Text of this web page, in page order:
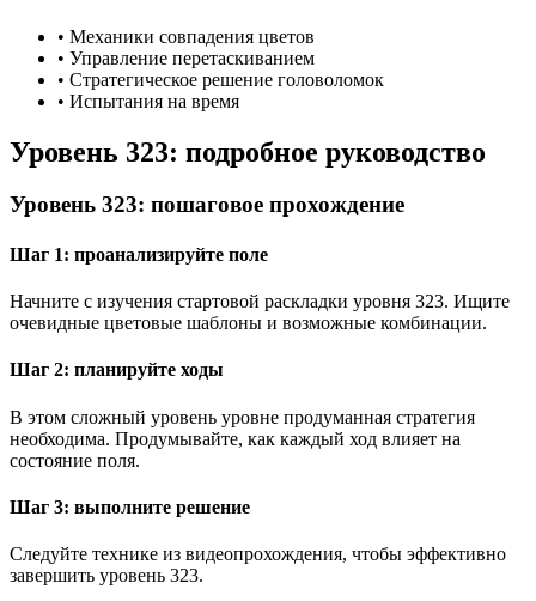
• Механики совпадения цветов
• Управление перетаскиванием
• Стратегическое решение головоломок
• Испытания на время
Уровень 323: подробное руководство
Уровень 323: пошаговое прохождение
Шаг 1: проанализируйте поле
Начните с изучения стартовой раскладки уровня 323. Ищите
очевидные цветовые шаблоны и возможные комбинации.
Шаг 2: планируйте ходы
В этом сложный уровень уровне продуманная стратегия
необходима. Продумывайте, как каждый ход влияет на
состояние поля.
Шаг 3: выполните решение
Следуйте технике из видеопрохождения, чтобы эффективно
завершить уровень 323.